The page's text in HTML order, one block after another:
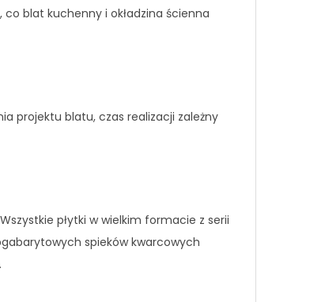
blat kuchenny i okładzina ścienna
projektu blatu, czas realizacji zależny
Wszystkie płytki w wielkim formacie z serii
spieków kwarcowych